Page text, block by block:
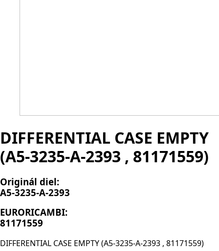
DIFFERENTIAL CASE EMPTY
(A5-3235-A-2393 , 81171559)
Originál diel:
A5-3235-A-2393
EURORICAMBI:
81171559
DIFFERENTIAL CASE EMPTY (A5-3235-A-2393 , 81171559)